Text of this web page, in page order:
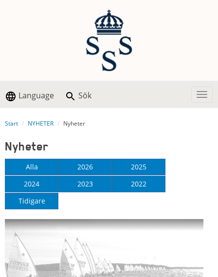
Language Sök
Start NYHETER Nyheter
Nyheter
Alla 2026
2025
2024
2023
2022
Tidigare